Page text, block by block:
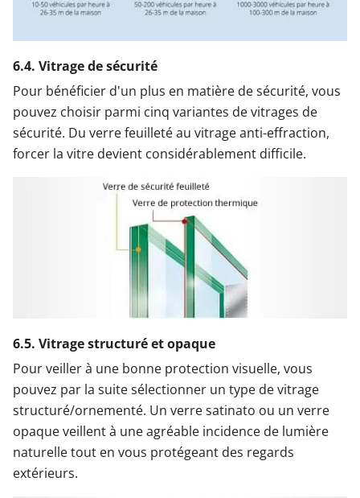
6.4. Vitrage de sécurité
Pour bénéficier d'un plus en matière de sécurité, vous
pouvez choisir parmi cinq variantes de vitrages de
sécurité. Du verre feuilleté au vitrage anti-effraction,
forcer la vitre devient considérablement difficile.
6.5. Vitrage structuré et opaque
Pour veiller à une bonne protection visuelle, vous
pouvez par la suite sélectionner un type de vitrage
structuré/ornementé. Un verre satinato ou un verre
opaque veillent à une agréable incidence de lumière
naturelle tout en vous protégeant des regards
extérieurs.